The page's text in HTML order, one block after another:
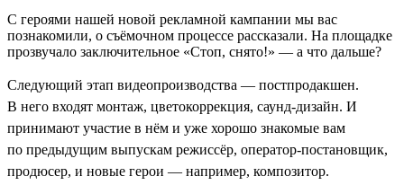
С героями нашей новой рекламной кампании мы вас
познакомили, о съёмочном процессе рассказали. На площадке
прозвучало заключительное «Стоп, снято!» — а что дальше?
Следующий этап видеопроизводства — постпродакшен.
В него входят монтаж, цветокоррекция, саунд-дизайн. И
принимают участие в нём и уже хорошо знакомые вам
по предыдущим выпускам режиссёр, оператор-постановщик,
продюсер, и новые герои — например, композитор.